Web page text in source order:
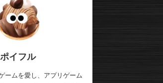
ポイフル
ームを愛し、アプリゲーム